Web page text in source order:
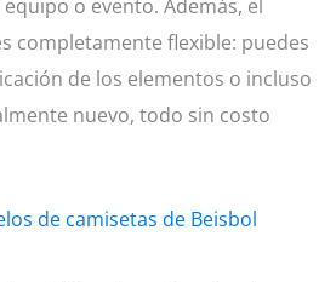
completamente flexible: puedes
de los elementos o incluso
nuevo, todo sin costo
de camisetas de Beisbol